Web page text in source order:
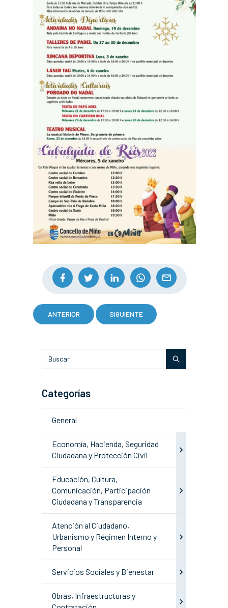
ANTERIOR SIGUIENTE
Categorías
General
Economía, Hacienda, Seguridad
Ciudadana y Protección Civil
Educación, Cultura,
Comunicación, Participación
Ciudadana y Transparencia
Atención al Ciudadano,
Urbanismo y Régimen Interno y
Personal
Servicios Sociales y Bienestar
Obras, Infraestructuras y